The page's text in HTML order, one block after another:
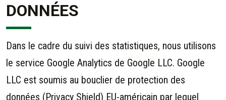
DONNÉES
Dans le cadre du suivi des statistiques, nous utilisons
le service Google Analytics de Google LLC. Google
LLC est soumis au bouclier de protection des
données (Privacy Shield) EU-américain par lequel